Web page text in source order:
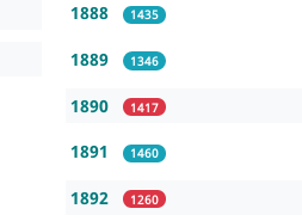
1888 1435
1889 1346
1890 1417
1891 1460
1892 1260